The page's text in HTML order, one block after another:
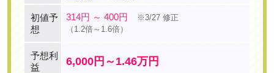
初値予
想
314円 ～ 400円
※3/27 修正
（1.2倍～1.6倍）
予想利
益
6,000円～1.46万円